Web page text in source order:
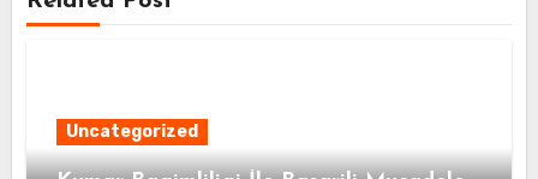
Uncategorized